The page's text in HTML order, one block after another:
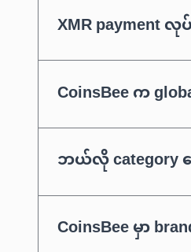
XMR payment
CoinsBee က
ဘယ်လို category
CoinsBee မှာ